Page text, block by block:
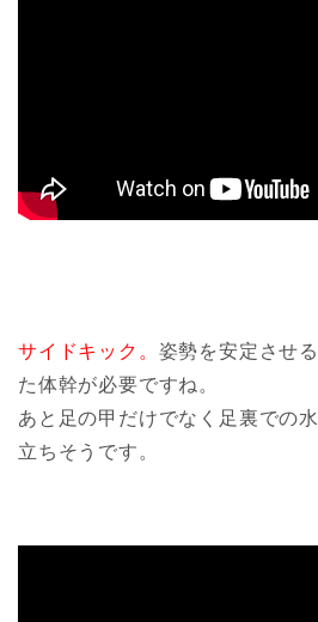
サイドキック。 姿勢を安定させ
た体幹が必要ですね。
あと足の甲だけでなく足裏での
立ちそうです。